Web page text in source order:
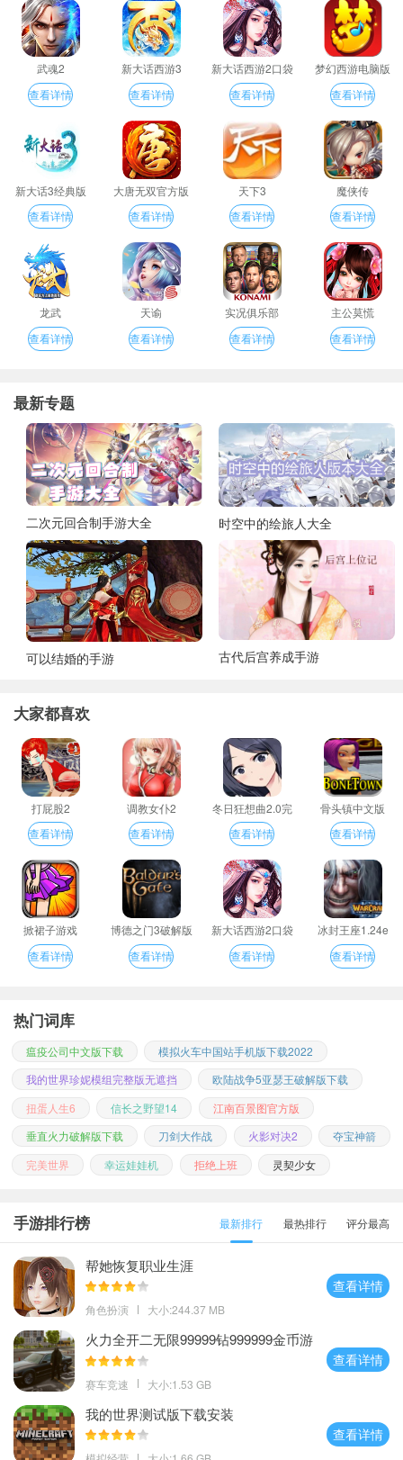
武魂2
查看详情
新大话西游3
查看详情
新大话西游2口袋
版
查看详情
梦幻西游电脑版
查看详情
新大话3经典版
查看详情
大唐无双官方版
查看详情
天下3
查看详情
魔侠传
查看详情
龙武
查看详情
天谕
查看详情
实况俱乐部
查看详情
主公莫慌
查看详情
最新专题
二次元回合制手游大全 时空中的绘旅人大全
可以结婚的手游 古代后宫养成手游
大家都喜欢
打屁股2
查看详情
调教女仆2
查看详情
冬日狂想曲2.0完
整汉化版
查看详情
骨头镇中文版
查看详情
掀裙子游戏
查看详情
博德之门3破解版
查看详情
新大话西游2口袋
版
查看详情
冰封王座1.24e
查看详情
热门词库
瘟疫公司中文版下载
模拟火车中国站手机版下载2022
我的世界珍妮模组完整版无遮挡
欧陆战争5亚瑟王破解版下载
扭蛋人生6
信长之野望14
江南百景图官方版
垂直火力破解版下载
刀剑大作战 火影对决2
夺宝神箭
完美世界
幸运娃娃机 拒绝上班 灵契少女
手游排行榜 最新排行 最热排行 评分最高
帮她恢复职业生涯
角色扮演 大小:244.37 MB
查看详情
火力全开二无限99999钻999999金币游
戏
赛车竞速 大小:1.53 GB
查看详情
我的世界测试版下载安装
查看详情